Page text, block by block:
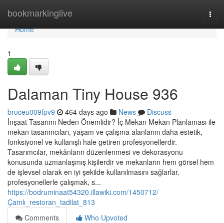
bookmarkinglive
Home
Home
1
Dalaman Tiny House 936
bruceu009fpv9 464 days ago News
Discuss
İnşaat Tasarımı Neden Önemlidir? İç Mekan Mekan Planlaması ile
mekan tasarımcıları, yaşam ve çalışma alanlarını daha estetik,
fonksiyonel ve kullanışlı hale getiren profesyonellerdir.
Tasarımcılar, mekânların düzenlenmesi ve dekorasyonu
konusunda uzmanlaşmış kişilerdir ve mekanların hem görsel hem
de işlevsel olarak en iyi şekilde kullanılmasını sağlarlar.
profesyonellerle çalışmak, s...
https://bodruminaat54320.illawiki.com/1450712/
Çamlı_restoran_tadilat_813
Comments
Who Upvoted